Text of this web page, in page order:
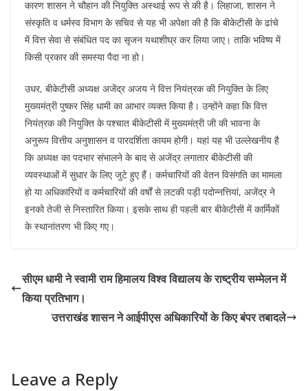
कारण शासन ने चौहान की नियुक्ति अस्थाई रूप से की है। लिहाजा, शासन ने
संस्कृति व धर्मस्व विभाग के सचिव से यह भी अपेक्षा की है कि बीकेटीसी के ढांचे
में वित्त सेवा से संबंधित पद का सृजन यथाशीघ्र कर लिया जाए। ताकि भविष्य में
किसी प्रकार की समस्या पैदा ना हो।
उधर, बीकेटीसी अध्यक्ष अजेंद्र अजय ने वित्त नियंत्रक की नियुक्ति के लिए
मुख्यमंत्री पुष्कर सिंह धामी का आभार व्यक्त किया है। उन्होंने कहा कि वित्त
नियंत्रक की नियुक्ति के पश्चात बीकेटीसी में मुख्यमंत्री जी की भावना के
अनुरूप वित्तीय अनुशासन व पारदर्शिता कायम होगी। यहां यह भी उल्लेखनीय है
कि अध्यक्ष का पदभार संभालने के बाद से अजेंद्र लगातार बीकेटीसी की
व्यवस्थाओं में सुधार के लिए जुटे हुए हैं। कर्मचारियों की वेतन विसंगति का मामला
हो या अधिकारियों व कर्मचारियों की वर्षों से लटकी पड़ी पदोन्नत्तियां, अजेंद्र ने
इनको तेजी से निस्तारित किया। इसके साथ ही पहली बार बीकेटीसी में कार्मिकों
के स्थानांतरण भी किए गए।
सीएम धामी ने स्वामी राम हिमालय विश्व विद्यालय के राष्ट्रीय सम्मेलन में
किया प्रतिभाग।
उत्तराखंड शासन ने आईपीएस अधिकारियों के किए बंपर तबादले
Leave a Reply